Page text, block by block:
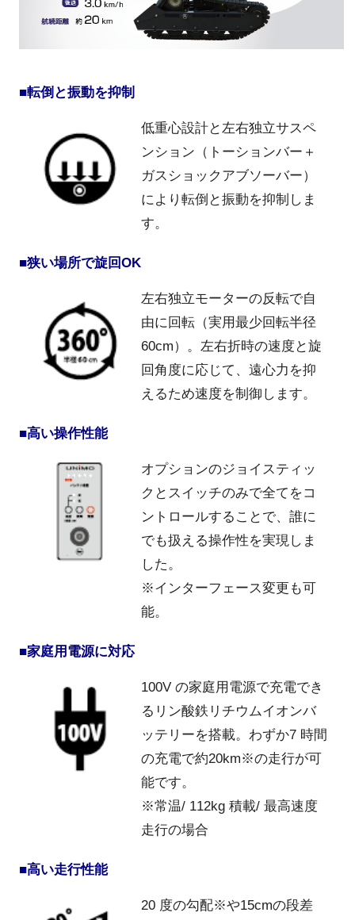
■転倒と振動を抑制
低重心設計と左右独立サスペ
ンション（トーションバー＋
ガスショックアブソーバー）
により転倒と振動を抑制しま
す。
■狭い場所で旋回OK
左右独立モーターの反転で自
由に回転（実用最少回転半径
60cm）。左右折時の速度と旋
回角度に応じて、遠心力を抑
えるため速度を制御します。
■高い操作性能
オプションのジョイスティッ
クとスイッチのみで全てをコ
ントロールすることで、誰に
でも扱える操作性を実現しま
した。
※インターフェース変更も可
能。
■家庭用電源に対応
100V の家庭用電源で充電でき
るリン酸鉄リチウムイオンバ
ッテリーを搭載。わずか7 時間
の充電で約20km※の走行が可
能です。
※常温/ 112kg 積載/ 最高速度
走行の場合
■高い走行性能
20 度の勾配※や15cmの段差